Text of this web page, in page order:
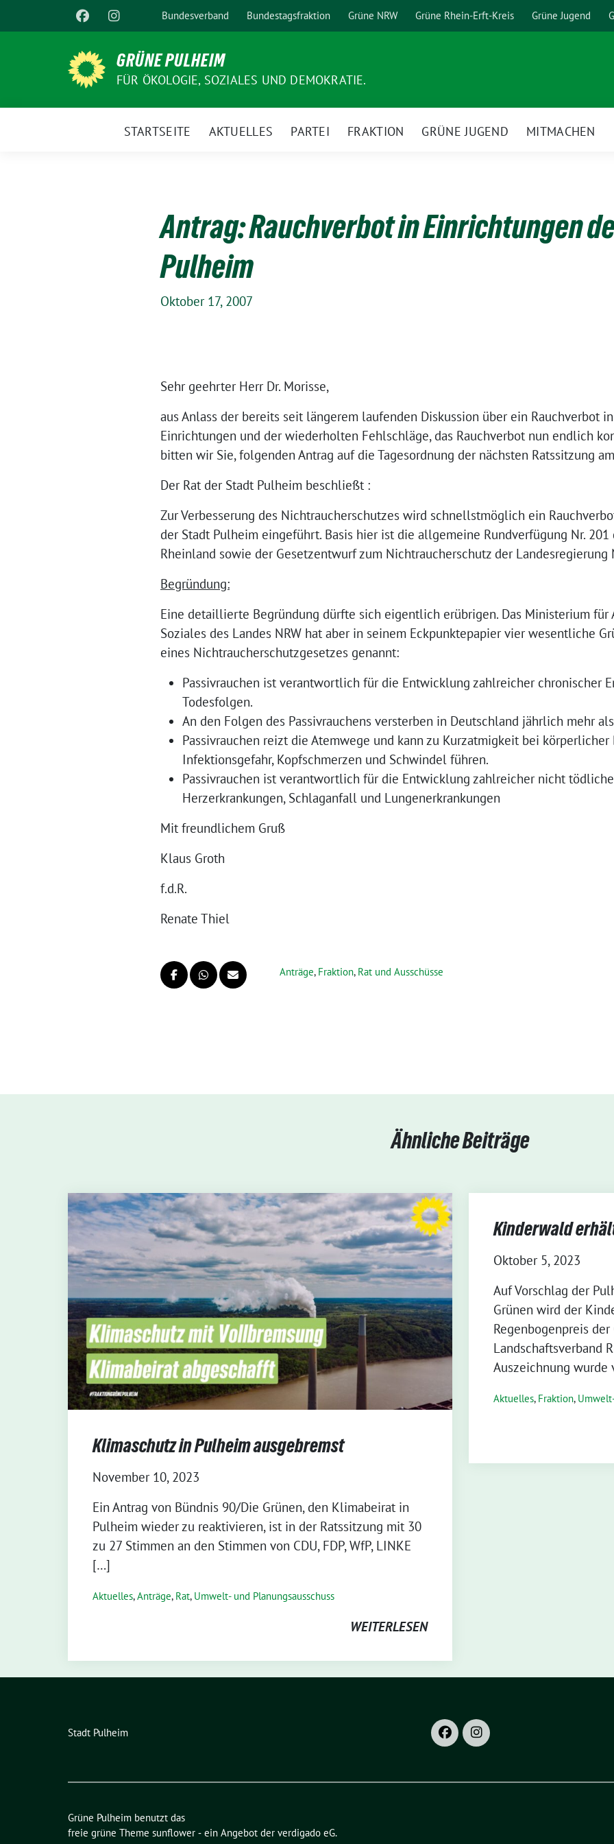
zum
Bundesverband Bundestagsfraktion Grüne NRW Grüne Rhein-Erft-Kreis Grüne Jugend
GRÜNE PULHEIM
FÜR ÖKOLOGIE, SOZIALES UND DEMOKRATIE.
STARTSEITE AKTUELLES PARTEI FRAKTION GRÜNE JUGEND MITMACHEN
Antrag: Rauchverbot in Einrichtungen
Pulheim
Oktober 17, 2007
Sehr geehrter Herr Dr. Morisse,
aus Anlass der bereits seit längerem laufenden Diskussion über ein Rauchverbot
Einrichtungen und der wiederholten Fehlschläge, das Rauchverbot nun endlich
bitten wir Sie, folgenden Antrag auf die Tagesordnung der nächsten Ratssitzung
Der Rat der Stadt Pulheim beschließt :
Zur Verbesserung des Nichtraucherschutzes wird schnellstmöglich ein
der Stadt Pulheim eingeführt. Basis hier ist die allgemeine Rundverfügung Nr. 201
Rheinland sowie der Gesetzentwurf zum Nichtraucherschutz der Landesregierung
Begründung:
Eine detaillierte Begründung dürfte sich eigentlich erübrigen. Das Ministerium für
Soziales des Landes NRW hat aber in seinem Eckpunktepapier vier wesentliche
eines Nichtraucherschutzgesetzes genannt:
Passivrauchen ist verantwortlich für die Entwicklung zahlreicher chronischer
Todesfolgen.
An den Folgen des Passivrauchens versterben in Deutschland jährlich mehr
Passivrauchen reizt die Atemwege und kann zu Kurzatmigkeit bei körperlicher
Infektionsgefahr, Kopfschmerzen und Schwindel führen.
Passivrauchen ist verantwortlich für die Entwicklung zahlreicher nicht
Herzerkrankungen, Schlaganfall und Lungenerkrankungen
Mit freundlichem Gruß
Klaus Groth
f.d.R.
Renate Thiel
Anträge, Fraktion, Rat und Ausschüsse
Ähnliche Beiträge
Klimaschutz in Pulheim ausgebremst
November 10, 2023
Ein Antrag von Bündnis 90/Die Grünen, den Klimabeirat in
Pulheim wieder zu reaktivieren, ist in der Ratssitzung mit 30
zu 27 Stimmen an den Stimmen von CDU, FDP, WfP, LINKE
[…]
Aktuelles,Anträge, Rat, Umwelt- und Planungsausschuss
WEITERLESEN
Kinderwald
Oktober 5, 2023
Auf Vorschlag der
Grünen wird der
Regenbogenpreis
Landschaftsverband
Auszeichnung wurde
Aktuelles, Fraktion,
Stadt Pulheim
Grüne Pulheim benutzt das
freie grüne Theme sunflower ‐ ein Angebot der verdigado eG.